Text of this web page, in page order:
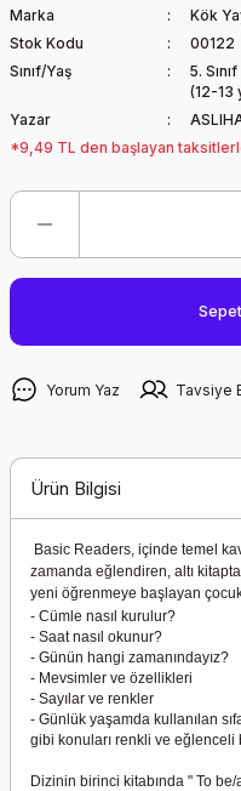
Marka
Kök
Stok Kodu
00122
Sınıf/Yaş
5.
(12-13
Yazar
*9,49 TL den başlayan
Yorum Yaz Tavsiye
Ürün Bilgisi
Basic Readers, içinde temel
zamanda eğlendiren, altı
yeni öğrenmeye başlayan
- Cümle nasıl kurulur?
- Saat nasıl okunur?
- Günün hangi zamanındayız?
- Mevsimler ve özellikleri
- Sayılar ve renkler
- Günlük yaşamda kullanılan
gibi konuları renkli ve eğlenceli
Dizinin birinci kitabında " To